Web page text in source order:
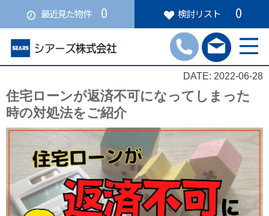
最近見た物件 0 検討リスト 0
DATE: 2022-06-28
住宅ローンが返済不可になってしまった
時の対処法をご紹介